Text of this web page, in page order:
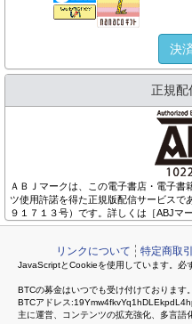
決
正規配
ＡＢＪマークは、この電子書店・電子
ツ使用許諾を得た正規版配信サービスで
９１７１３号）です。詳しくは［ABJマ
リンクについて 特定商取
JavaScriptとCookieを使用しています。必
BTCの募金はいつでも受け付けておりま
BTCアドレス
主に運営、コンテンツの拡充強化、多言語